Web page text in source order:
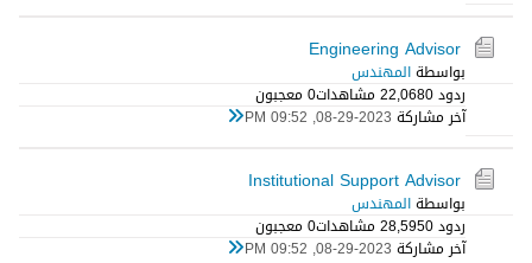
Engineering Advisor
بواسطةالمهندس
ردود 0 22,068 مشاهدات
0 معجبون
آخر مشاركة 08-29-2023, 09:52 PM
Institutional Support Advisor
بواسطةالمهندس
ردود 0 28,595 مشاهدات
0 معجبون
آخر مشاركة 08-29-2023, 09:52 PM